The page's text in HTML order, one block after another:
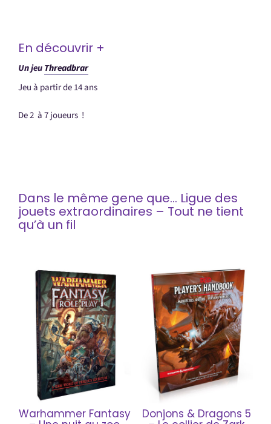
En découvrir +
Un jeuThreadbrar
Jeu à partir de 14 ans
De 2 à 7 joueurs !
Dans le même gene que… Ligue des
jouets extraordinaires – Tout ne tient
qu’à un fil
Warhammer Fantasy Donjons & Dragons 5